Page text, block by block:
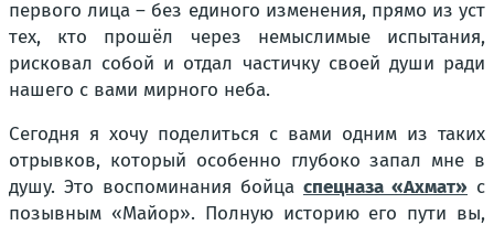
первого лица – без единого изменения, прямо из уст
тех, кто прошёл через немыслимые испытания,
рисковал собой и отдал частичку своей души ради
нашего с вами мирного неба.
Сегодня я хочу поделиться с вами одним из таких
отрывков, который особенно глубоко запал мне в
душу. Это воспоминания бойца спецназа «Ахмат» с
позывным «Майор». Полную историю его пути вы,